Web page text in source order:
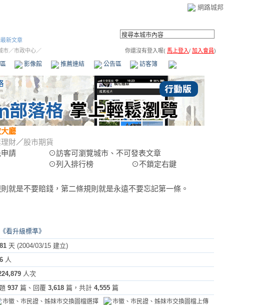
網路城邦
新文章
市／市政中心／ 你還沒有登入喔( 馬上登入/ 加入會員)
影像館 推薦連結 公告區 訪客簿 市政中心
廳
財／股市期貨
請
⊙訪客可瀏覽城市、不可發表文章
⊙列入排行榜
⊙不鎖定右鍵
就是不要賠錢，第二條規則就是永遠不要忘記第一條。
《看升級標準》
天 (2004/03/15 建立)
人
人次
937 篇、回覆 3,618 篇，共計 4,555 篇
市徽、市民證、姊妹市交換圖檔選擇
市徽、市民證、姊妹市交換圖檔上傳